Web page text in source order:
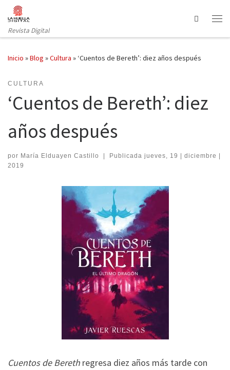
Saltar al contenido
Revista Digital
Search
Inicio »Blog »Cultura » ‘Cuentos de Bereth’: diez años después
CULTURA
‘Cuentos de Bereth’: diez
años después
por María Elduayen Castillo | Publicada jueves, 19 | diciembre |
2019
Cuentos de Bereth regresa diez años más tarde con